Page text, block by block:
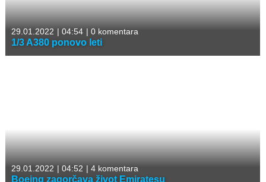
29.01.2022 | 04:54 | 0 komentara
1/3 A380 ponovo leti
29.01.2022 | 04:52 | 4 komentara
Boeing zagorčava život Emiratesu